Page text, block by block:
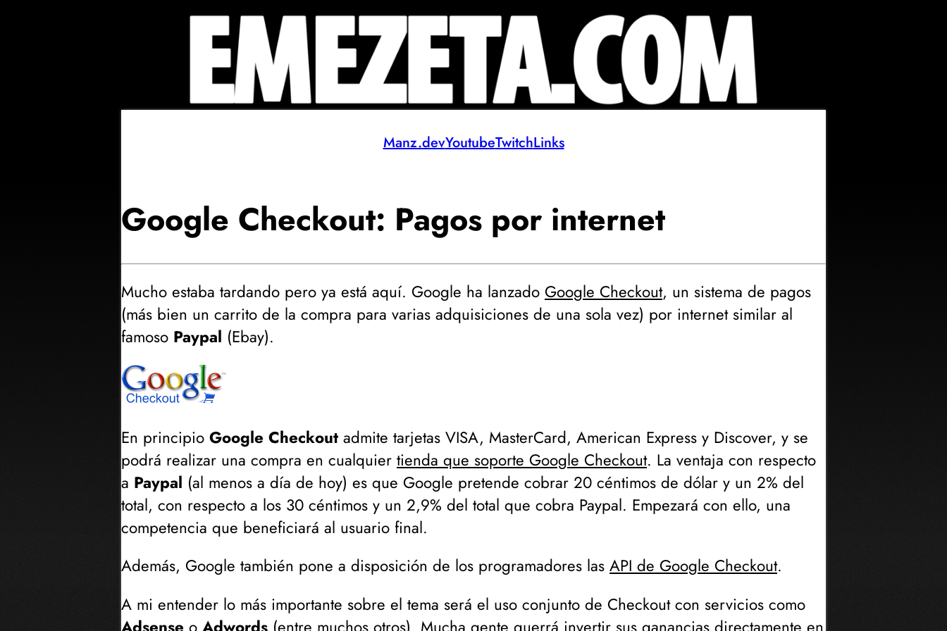
Manz.devYoutubeTwitchLinks
Google Checkout: Pagos por internet
Mucho estaba tardando pero ya está aquí. Google ha lanzado Google Checkout, un sistema de pagos
(más bien un carrito de la compra para varias adquisiciones de una sola vez) por internet similar al
famoso Paypal (Ebay).
En principio Google Checkout admite tarjetas VISA, MasterCard, American Express y Discover, y se
podrá realizar una compra en cualquier tienda que soporte Google Checkout. La ventaja con respecto
a Paypal (al menos a día de hoy) es que Google pretende cobrar 20 céntimos de dólar y un 2% del
total, con respecto a los 30 céntimos y un 2,9% del total que cobra Paypal. Empezará con ello, una
competencia que beneficiará al usuario final.
Además, Google también pone a disposición de los programadores las API de Google Checkout.
A mi entender lo más importante sobre el tema será el uso conjunto de Checkout con servicios como